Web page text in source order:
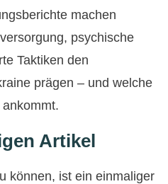
machen
psychische
Taktiken den
prägen – und welche
Artikel
können, ist ein einmaliger